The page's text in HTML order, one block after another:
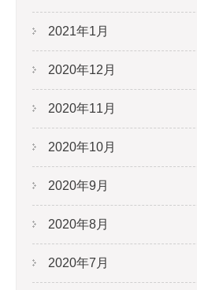
2021年1月
2020年12月
2020年11月
2020年10月
2020年9月
2020年8月
2020年7月